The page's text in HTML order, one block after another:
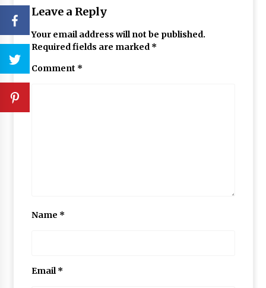
Leave a Reply
Your email address will not be published.
Required fields are marked *
Comment *
Name *
Email*